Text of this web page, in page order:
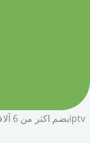
يضم اكثر من 6 آلاف قناة بجودة عالية. تجديد اشتراك نوفا الاصليiptv